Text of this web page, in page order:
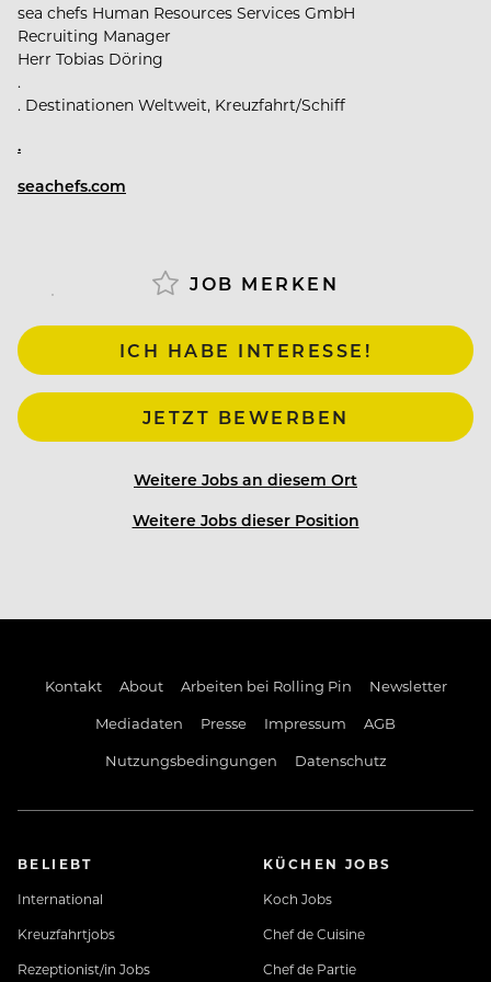
sea chefs Human Resources Services GmbH
Recruiting Manager
Herr Tobias Döring
.
. Destinationen Weltweit, Kreuzfahrt/Schiff
.
seachefs.com
JOB MERKEN
ICH HABE INTERESSE!
JETZT BEWERBEN
Weitere Jobs an diesem Ort
Weitere Jobs dieser Position
Kontakt About Arbeiten bei Rolling Pin
Newsletter
Mediadaten
Presse Impressum
AGB
Nutzungsbedingungen
Datenschutz
BELIEBT
International
Kreuzfahrtjobs
Rezeptionist/in Jobs
KÜCHEN JOBS
Koch Jobs
Chef de Cuisine
Chef de Partie